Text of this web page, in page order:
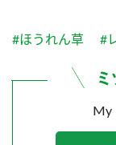
ふりかけ
炊き込み
PIN印
販売終了製品のご
#ほうれん草 #
My